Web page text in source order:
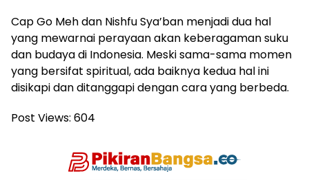
Cap Go Meh dan Nishfu Sya’ban menjadi dua hal
yang mewarnai perayaan akan keberagaman suku
dan budaya di Indonesia. Meski sama-sama momen
yang bersifat spiritual, ada baiknya kedua hal ini
disikapi dan ditanggapi dengan cara yang berbeda.
Post Views: 604